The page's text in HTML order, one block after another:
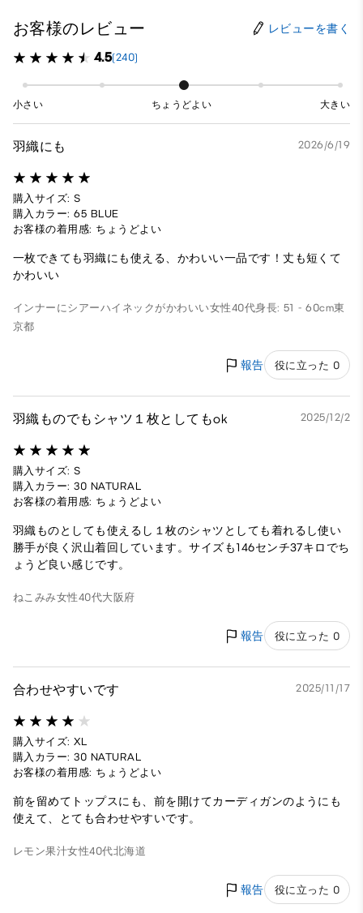
お客様のレビュー レビューを書く
4.5(240)
小さい ちょうどよい 大きい
羽織にも 2026/6/19
購入サイズ: S
購入カラー: 65 BLUE
お客様の着用感: ちょうどよい
一枚できても羽織にも使える、かわいい一品です！丈も短くて
かわいい
インナーにシアーハイネックがかわいい女性40代身長: 51 - 60cm東
京都
報告 役に立った 0
羽織ものでもシャツ１枚としてもok 2025/12/2
購入サイズ: S
購入カラー: 30 NATURAL
お客様の着用感: ちょうどよい
羽織ものとしても使えるし１枚のシャツとしても着れるし使い
勝手が良く沢山着回しています。サイズも146センチ37キロでち
ょうど良い感じです。
ねこみみ女性40代大阪府
報告 役に立った 0
合わせやすいです 2025/11/17
購入サイズ: XL
購入カラー: 30 NATURAL
お客様の着用感: ちょうどよい
前を留めてトップスにも、前を開けてカーディガンのようにも
使えて、とても合わせやすいです。
レモン果汁女性40代北海道
報告 役に立った 0